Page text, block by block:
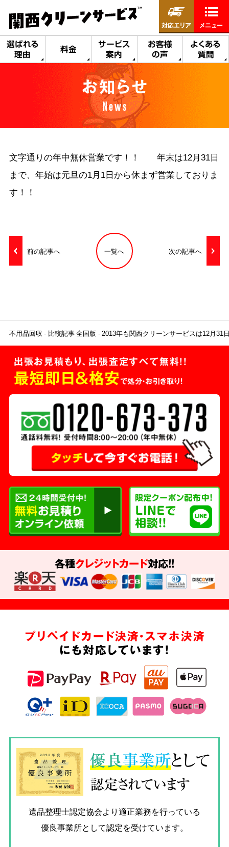
選ばれる
理由
料金
サービス
案内
お客様
の声
よくある
質問
対応エリア メニュー
お知らせ
News
文字通りの年中無休営業です！！ 年末は12月31日
まで、年始は元旦の1月1日から休まず営業しておりま
す！！
前の記事へ 一覧へ 次の記事へ
不用品回収 比較記事 全国版 2013年も関西クリーンサービスは12月31
出張お見積もり、出張査定すべて無料!!
最短即日＆格安で処分・お引き取り！
各種クレジットカード対応!!
プリペイドカード決済・スマホ決済
にも対応しています!
優良事業所として
認定されています
遺品整理士認定協会より適正業務を行っている
優良事業所として認定を受けています。